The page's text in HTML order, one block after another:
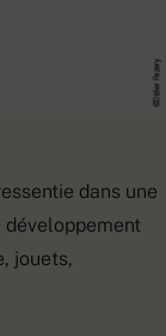
dans une
développement
jouets,